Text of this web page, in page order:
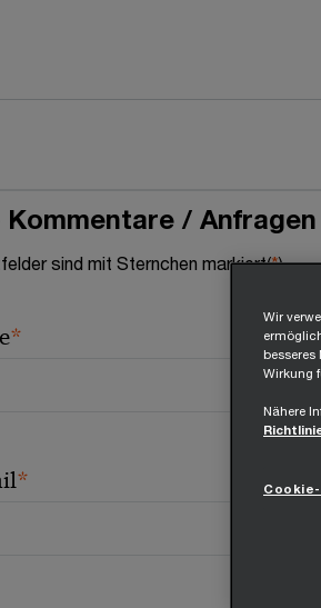
Kommentare / Anfragen
sind mit Sternchen markiert(*)
*
*
Wir
Wirkung
Nähere